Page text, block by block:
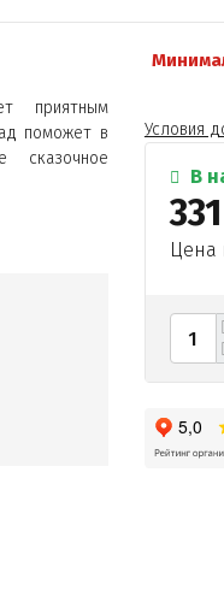
приятным
поможет в
сказочное
Условия
В
Цена